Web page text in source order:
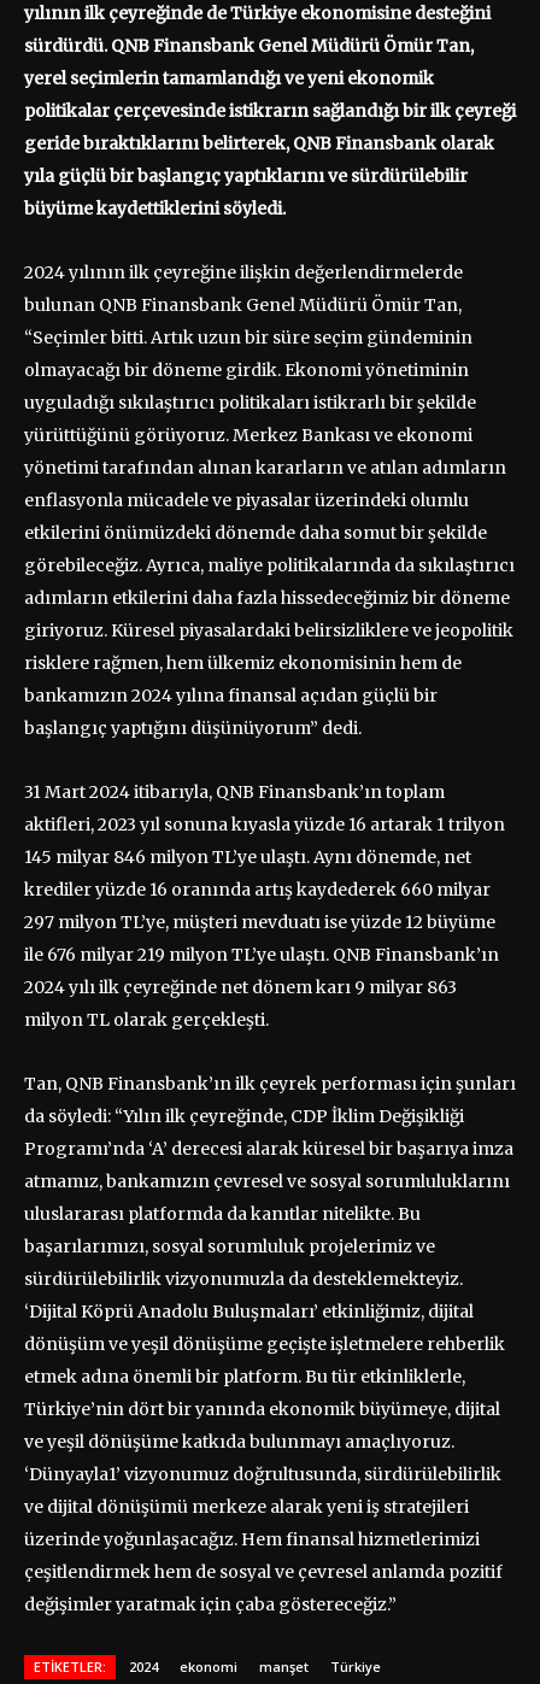
yılının ilk çeyreğinde de Türkiye ekonomisine desteğini
sürdürdü. QNB Finansbank Genel Müdürü Ömür Tan,
yerel seçimlerin tamamlandığı ve yeni ekonomik
politikalar çerçevesinde istikrarın sağlandığı bir ilk çeyreği
geride bıraktıklarını belirterek, QNB Finansbank olarak
yıla güçlü bir başlangıç yaptıklarını ve sürdürülebilir
büyüme kaydettiklerini söyledi.
2024 yılının ilk çeyreğine ilişkin değerlendirmelerde
bulunan QNB Finansbank Genel Müdürü Ömür Tan,
“Seçimler bitti. Artık uzun bir süre seçim gündeminin
olmayacağı bir döneme girdik. Ekonomi yönetiminin
uyguladığı sıkılaştırıcı politikaları istikrarlı bir şekilde
yürüttüğünü görüyoruz. Merkez Bankası ve ekonomi
yönetimi tarafından alınan kararların ve atılan adımların
enflasyonla mücadele ve piyasalar üzerindeki olumlu
etkilerini önümüzdeki dönemde daha somut bir şekilde
görebileceğiz. Ayrıca, maliye politikalarında da sıkılaştırıcı
adımların etkilerini daha fazla hissedeceğimiz bir döneme
giriyoruz. Küresel piyasalardaki belirsizliklere ve jeopolitik
risklere rağmen, hem ülkemiz ekonomisinin hem de
bankamızın 2024 yılına finansal açıdan güçlü bir
başlangıç yaptığını düşünüyorum” dedi.
31 Mart 2024 itibarıyla, QNB Finansbank’ın toplam
aktifleri, 2023 yıl sonuna kıyasla yüzde 16 artarak 1 trilyon
145 milyar 846 milyon TL’ye ulaştı. Aynı dönemde, net
krediler yüzde 16 oranında artış kaydederek 660 milyar
297 milyon TL’ye, müşteri mevduatı ise yüzde 12 büyüme
ile 676 milyar 219 milyon TL’ye ulaştı. QNB Finansbank’ın
2024 yılı ilk çeyreğinde net dönem karı 9 milyar 863
milyon TL olarak gerçekleşti.
Tan, QNB Finansbank’ın ilk çeyrek performası için şunları
da söyledi: “Yılın ilk çeyreğinde, CDP İklim Değişikliği
Programı’nda ‘A’ derecesi alarak küresel bir başarıya imza
atmamız, bankamızın çevresel ve sosyal sorumluluklarını
uluslararası platformda da kanıtlar nitelikte​​. Bu
başarılarımızı, sosyal sorumluluk projelerimiz ve
sürdürülebilirlik vizyonumuzla da desteklemekteyiz.
‘Dijital Köprü Anadolu Buluşmaları’ etkinliğimiz, dijital
dönüşüm ve yeşil dönüşüme geçişte işletmelere rehberlik
etmek adına önemli bir platform. Bu tür etkinliklerle,
Türkiye’nin dört bir yanında ekonomik büyümeye, dijital
ve yeşil dönüşüme katkıda bulunmayı amaçlıyoruz​​.
‘Dünyayla1’ vizyonumuz doğrultusunda, sürdürülebilirlik
ve dijital dönüşümü merkeze alarak yeni iş stratejileri
üzerinde yoğunlaşacağız. Hem finansal hizmetlerimizi
çeşitlendirmek hem de sosyal ve çevresel anlamda pozitif
değişimler yaratmak için çaba göstereceğiz.”
ETIKETLER: 2024 ekonomi manşet Türkiye